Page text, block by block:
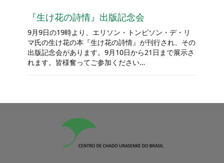
『生け花の詩情』出版記念会
9月9日の19時より、エリソン・トンピソン・デ・リ
マ氏の生け花の本『生け花の詩情』が刊行され、その
出版記念会があります。9月10日から21日まで展示さ
れます。皆様奮ってご参加ください…